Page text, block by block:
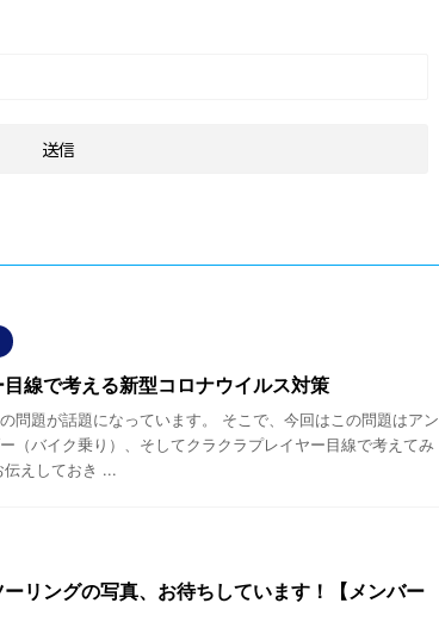
線で考える新型コロナウイルス対策
問題が話題になっています。 そこで、今回はこの問題はアン
（バイク乗り）、そしてクラクラプレイヤー目線で考えてみ
伝えしておき ...
ーリングの写真、お待ちしています！【メンバー